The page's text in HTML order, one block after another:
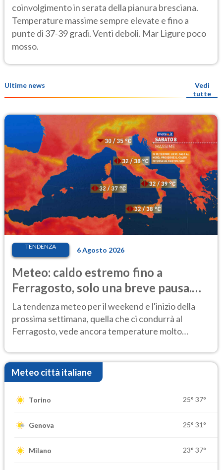
coinvolgimento in serata della pianura bresciana.
Temperature massime sempre elevate e fino a
punte di 37-39 gradi. Venti deboli. Mar Ligure poco
mosso.
Ultime news
Vedi
tutte
TENDENZA 6 Agosto 2026
Meteo: caldo estremo fino a
Ferragosto, solo una breve pausa.
Ecco dove
La tendenza meteo per il weekend e l'inizio della
prossima settimana, quella che ci condurrà al
Ferragosto, vede ancora temperature molto
Meteo città italiane
Torino 25° 37°
Genova 25° 31°
Milano 23° 37°